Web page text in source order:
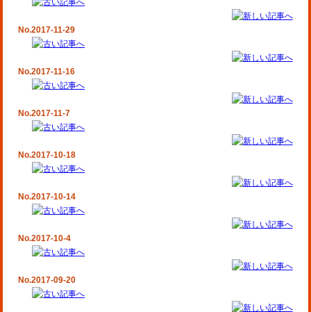
No.2017-11-29
No.2017-11-16
No.2017-11-7
No.2017-10-18
No.2017-10-14
No.2017-10-4
No.2017-09-20